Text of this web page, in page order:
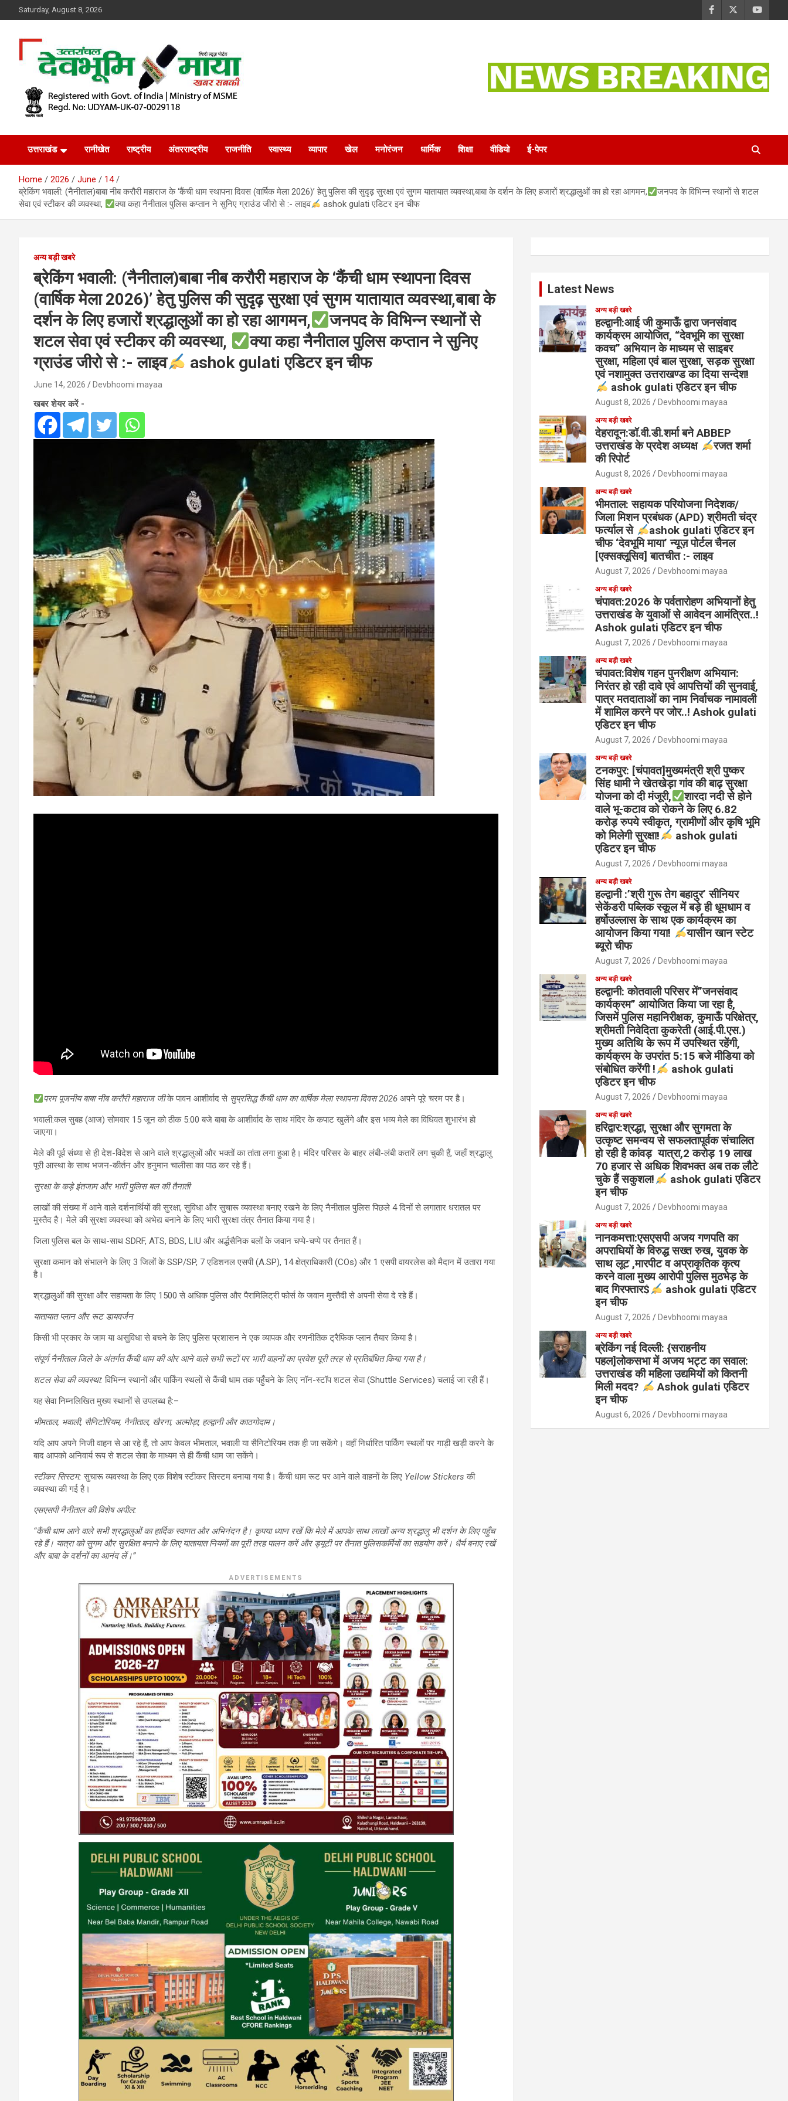
to
Saturday, August 8, 2026
Dev Bhoomi Maya
उत्तराखंड रानीखेत राष्ट्रीय अंतरराष्ट्रीय राजनीति स्वास्थ्य व्यापार खेल मनोरंजन धार्मिक शिक्षा वीडियो ई-पेपर
Home 2026 June
14
ब्रेकिंग भवाली: (नैनीताल)बाबा नीब करौरी महाराज के ‘कैंची धाम स्थापना दिवस (वार्षिक मेला 2026)’ हेतु पुलिस की सुदृढ़ सुरक्षा एवं सुगम यातायात व्यवस्था,बाबा के दर्शन के लिए हजारों श्रद्धालुओं का हो रहा आगमन,
जनपद के विभिन्न स्थानों से शटल
सेवा एवं स्टीकर की व्यवस्था,
क्या कहा नैनीताल पुलिस कप्तान ने सुनिए ग्राउंड जीरो से :- लाइव ashok gulati एडिटर इन चीफ
अन्य बड़ी खबरे
ब्रेकिंग भवाली: (नैनीताल)बाबा नीब करौरी महाराज के ‘कैंची धाम स्थापना दिवस
(वार्षिक मेला 2026)’ हेतु पुलिस की सुदृढ़ सुरक्षा एवं सुगम यातायात व्यवस्था,बाबा के
दर्शन के लिए हजारों श्रद्धालुओं का हो रहा आगमन,
जनपद के विभिन्न स्थानों से
शटल सेवा एवं स्टीकर की व्यवस्था,
क्या कहा नैनीताल पुलिस कप्तान ने सुनिए
ग्राउंड जीरो से :- लाइव
ashok gulati एडिटर इन चीफ
June 14, 2026 Devbhoomi mayaa
खबर शेयर करें -
परम पूजनीय बाबा नीब करौरी महाराज जीके पावन आशीर्वाद से सुप्रसिद्ध कैंची धाम का वार्षिक मेला स्थापना दिवस 2026 अपने पूरे चरम पर है।
भवाली:कल सुबह (आज) सोमवार 15 जून को ठीक 5:00 बजे बाबा के आशीर्वाद के साथ मंदिर के कपाट खुलेंगे और इस भव्य मेले का विधिवत शुभारंभ हो
जाएगा।
मेले की पूर्व संध्या से ही देश-विदेश से आने वाले श्रद्धालुओं और भक्तों का तांता लगा हुआ है। मंदिर परिसर के बाहर लंबी-लंबी कतारें लग चुकी हैं, जहाँ श्रद्धालु
पूरी आस्था के साथ भजन-कीर्तन और हनुमान चालीसा का पाठ कर रहे हैं।
सुरक्षा के कड़े इंतजाम और भारी पुलिस बल की तैनाती
लाखों की संख्या में आने वाले दर्शनार्थियों की सुरक्षा, सुविधा और सुचारू व्यवस्था बनाए रखने के लिए नैनीताल पुलिस पिछले 4 दिनों से लगातार धरातल पर
मुस्तैद है। मेले की सुरक्षा व्यवस्था को अभेद्य बनाने के लिए भारी सुरक्षा तंत्र तैनात किया गया है।
जिला पुलिस बल के साथ-साथ SDRF, ATS, BDS, LIU और अर्द्धसैनिक बलों के जवान चप्पे-चप्पे पर तैनात हैं।
सुरक्षा कमान को संभालने के लिए 3 जिलों के SSP/SP, 7 एडिशनल एसपी (A.SP), 14 क्षेत्राधिकारी (COs) और 1 एसपी वायरलेस को मैदान में उतारा गया
है।
श्रद्धालुओं की सुरक्षा और सहायता के लिए 1500 से अधिक पुलिस और पैरामिलिट्री फोर्स के जवान मुस्तैदी से अपनी सेवा दे रहे हैं।
यातायात प्लान और रूट डायवर्जन
किसी भी प्रकार के जाम या असुविधा से बचने के लिए पुलिस प्रशासन ने एक व्यापक और रणनीतिक ट्रैफिक प्लान तैयार किया है।
संपूर्ण नैनीताल जिले के अंतर्गत कैंची धाम की ओर आने वाले सभी रूटों पर भारी वाहनों का प्रवेश पूरी तरह से प्रतिबंधित किया गया है।
शटल सेवा की व्यवस्था: विभिन्न स्थानों और पार्किंग स्थलों से कैंची धाम तक पहुँचने के लिए नॉन-स्टॉप शटल सेवा (Shuttle Services) चलाई जा रही हैं।
यह सेवा निम्नलिखित मुख्य स्थानों से उपलब्ध है:–
भीमताल, भवाली, सैनिटोरियम, नैनीताल, खैरना, अल्मोड़ा, हल्द्वानी और काठगोदाम।
यदि आप अपने निजी वाहन से आ रहे हैं, तो आप केवल भीमताल, भवाली या सैनिटोरियम तक ही जा सकेंगे। वहाँ निर्धारित पार्किंग स्थलों पर गाड़ी खड़ी करने के
बाद आपको अनिवार्य रूप से शटल सेवा के माध्यम से ही कैंची धाम जा सकेंगे।
स्टीकर सिस्टम: सुचारू व्यवस्था के लिए एक विशेष स्टीकर सिस्टम बनाया गया है। कैंची धाम रूट पर आने वाले वाहनों के लिए Yellow Stickers की
व्यवस्था की गई है।
एसएसपी नैनीताल की विशेष अपील:
“कैंची धाम आने वाले सभी श्रद्धालुओं का हार्दिक स्वागत और अभिनंदन है। कृपया ध्यान रखें कि मेले में आपके साथ लाखों अन्य श्रद्धालु भी दर्शन के लिए पहुँच
रहे हैं। यात्रा को सुगम और सुरक्षित बनाने के लिए यातायात नियमों का पूरी तरह पालन करें और ड्यूटी पर तैनात पुलिसकर्मियों का सहयोग करें। धैर्य बनाए रखें
और बाबा के दर्शनों का आनंद लें।”
ADVERTISEMENTS
Latest News
अन्य बड़ी खबरे
हल्द्वानी:आई जी कुमाऊँ द्वारा जनसंवाद
कार्यक्रम आयोजित, “देवभूमि का सुरक्षा
कवच” अभियान के माध्यम से साइबर
सुरक्षा, महिला एवं बाल सुरक्षा, सड़क सुरक्षा
एवं नशामुक्त उत्तराखण्ड का दिया सन्देश!
ashok gulati एडिटर इन चीफ
August 8, 2026 Devbhoomi mayaa
अन्य बड़ी खबरे
देहरादून:डॉ.वी.डी.शर्मा बने ABBEP
उत्तराखंड के प्रदेश अध्यक्ष
रजत शर्मा
की रिपोर्ट
August 8, 2026 Devbhoomi mayaa
अन्य बड़ी खबरे
भीमताल: सहायक परियोजना निदेशक/
जिला मिशन प्रबंधक (APD) श्रीमती चंद्र
फर्त्याल से
ashok gulati एडिटर इन
चीफ ‘देवभूमि माया’ न्यूज़ पोर्टल चैनल
[एक्सक्लूसिव] बातचीत :- लाइव
August 7, 2026 Devbhoomi mayaa
अन्य बड़ी खबरे
चंपावत:2026 के पर्वतारोहण अभियानों हेतु
उत्तराखंड के युवाओं से आवेदन आमंत्रित..!
Ashok gulati एडिटर इन चीफ
August 7, 2026 Devbhoomi mayaa
अन्य बड़ी खबरे
चंपावत:विशेष गहन पुनरीक्षण अभियान:
निरंतर हो रही दावे एवं आपत्तियों की सुनवाई,
पात्र मतदाताओं का नाम निर्वाचक नामावली
में शामिल करने पर जोर..! Ashok gulati
एडिटर इन चीफ
August 7, 2026 Devbhoomi mayaa
अन्य बड़ी खबरे
टनकपुर: [चंपावत]मुख्यमंत्री श्री पुष्कर
सिंह धामी ने खेतखेड़ा गांव की बाढ़ सुरक्षा
योजना को दी मंजूरी,
शारदा नदी से होने
वाले भू-कटाव को रोकने के लिए 6.82
करोड़ रुपये स्वीकृत, ग्रामीणों और कृषि भूमि
को मिलेगी सुरक्षा!
ashok gulati
एडिटर इन चीफ
August 7, 2026 Devbhoomi mayaa
अन्य बड़ी खबरे
हल्द्वानी :’श्री गुरू तेग बहादुर’ सीनियर
सेकेंडरी पब्लिक स्कूल में बड़े ही धूमधाम व
हर्षोउल्लास के साथ एक कार्यक्रम का
आयोजन किया गया!
यासीन खान स्टेट
ब्यूरो चीफ
August 7, 2026 Devbhoomi mayaa
अन्य बड़ी खबरे
हल्द्वानी: कोतवाली परिसर में”जनसंवाद
कार्यक्रम” आयोजित किया जा रहा है,
जिसमें पुलिस महानिरीक्षक, कुमाऊँ परिक्षेत्र,
श्रीमती निवेदिता कुकरेती (आई.पी.एस.)
मुख्य अतिथि के रूप में उपस्थित रहेंगी,
कार्यक्रम के उपरांत 5:15 बजे मीडिया को
संबोधित करेंगी !
ashok gulati
एडिटर इन चीफ
August 7, 2026 Devbhoomi mayaa
अन्य बड़ी खबरे
हरिद्वार:श्रद्धा, सुरक्षा और सुगमता के
उत्कृष्ट समन्वय से सफलतापूर्वक संचालित
हो रही है कांवड़ यात्रा,2 करोड़ 19 लाख
70 हजार से अधिक शिवभक्त अब तक लौटे
चुके हैं सकुशल!
ashok gulati एडिटर
इन चीफ
August 7, 2026 Devbhoomi mayaa
अन्य बड़ी खबरे
नानकमत्ता:एसएसपी अजय गणपति का
अपराधियों के विरुद्ध सख्त रुख, युवक के
साथ लूट ,मारपीट व अप्राकृतिक कृत्य
करने वाला मुख्य आरोपी पुलिस मुठभेड़ के
बाद गिरफ्तार$
ashok gulati एडिटर
इन चीफ
August 7, 2026 Devbhoomi mayaa
अन्य बड़ी खबरे
ब्रेकिंग नई दिल्ली: {सराहनीय
पहल]लोकसभा में अजय भट्ट का सवाल:
उत्तराखंड की महिला उद्यमियों को कितनी
मिली मदद?
Ashok gulati एडिटर
इन चीफ
August 6, 2026 Devbhoomi mayaa